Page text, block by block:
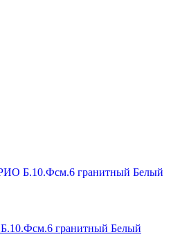
гранитный Белый